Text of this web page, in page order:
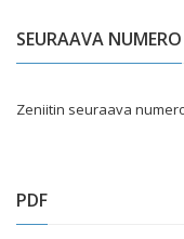
SEURAAVA NUMERO
Zeniitin seuraava
PDF